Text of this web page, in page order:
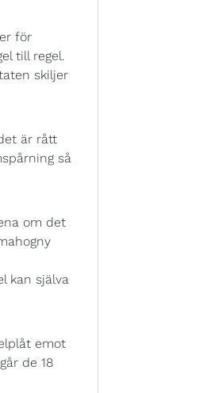
för
till regel.
skiljer
är rått
så
om det
kan själva
emot
de 18